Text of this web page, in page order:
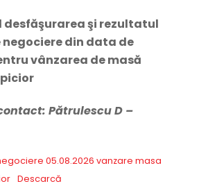
desfăşurarea şi rezultatul
din data de
vânzarea de masă
Pătrulescu D –
05.08.2026 vanzare masa
Descarcă